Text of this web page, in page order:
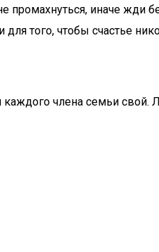
промахнуться, иначе жди
того, чтобы счастье
члена семьи свой.